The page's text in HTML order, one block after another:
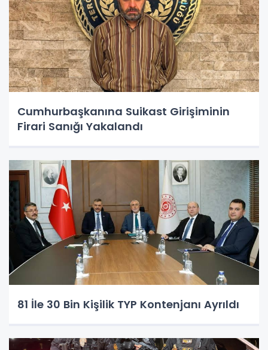
Cumhurbaşkanına Suikast Girişiminin
Firari Sanığı Yakalandı
81 İle 30 Bin Kişilik TYP Kontenjanı Ayrıldı